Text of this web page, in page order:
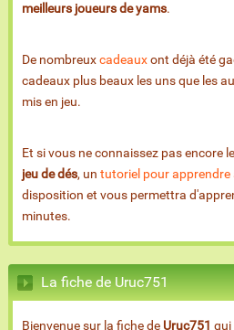
meilleurs joueurs de yams.
De nombreuxcadeauxont déjà été
cadeaux plus beaux les uns que les
mis en jeu.
Et si vous ne connaissez pas encore
jeu de dés, un tutoriel pour apprendre
disposition et vous permettra
minutes.
La fiche de Uruc751
Bienvenue sur la fiche de Uruc751 qui